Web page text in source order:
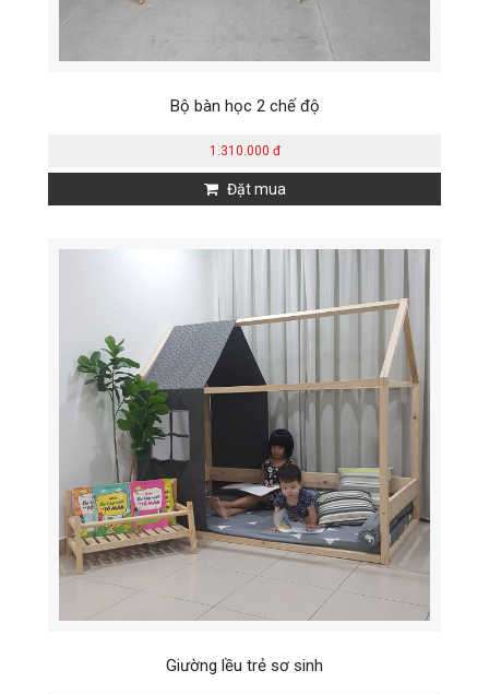
Bộ bàn học 2 chế độ
1.310.000 đ
Đặt mua
Giường lều trẻ sơ sinh